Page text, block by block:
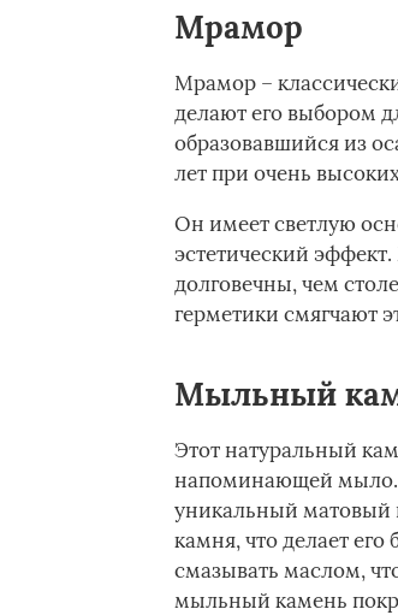
Мрамор
Мрамор –
делают его выбором
образовавшийся из
лет при очень
Он имеет светлую
эстетический
долговечны, чем
герметики смягчают
Мыльный
Этот натуральный
напоминающей мыло.
уникальный матовый
камня, что делает
смазывать маслом,
мыльный камень